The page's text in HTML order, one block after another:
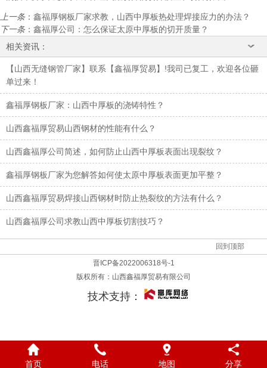
上一条： 鑫福厚钢板厂家求教，山西中厚板热处理焊接应力的办法？
下一条： 鑫福厚公司：怎么保证太原中厚板的切开质量？
相关资讯：
【山西无缝钢管厂家】联系【鑫福厚贸易】!我司已复工，欢迎各位砸
单过来！
鑫福厚钢板厂家：山西中厚板的浇铸特性？
山西鑫福厚贸易山西钢材的性能有什么？
山西鑫福厚公司简述，如何防止山西中厚板表面出现裂纹？
鑫福厚钢板厂家为您解答如何使太原中厚板表面更加平整？
山西鑫福厚贸易焊接山西钢材时防止热裂纹的方法有什么？
山西鑫福厚公司求教山西中厚板切割技巧？
回到顶部
晋ICP备2022006318号-1
版权所有： 山西鑫福厚贸易有限公司
技术支持：
首页 电话 地图 分享